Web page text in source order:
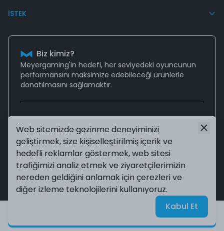
Web sitemizde gezinme deneyiminizi
geliştirmek, size kişiselleştirilmiş içerik ve
hedefli reklamlar göstermek, web sitesi
trafiğimizi analiz etmek ve ziyaretçilerimizin
nereden geldiğini anlamak için çerezleri ve
diğer izleme teknolojilerini kullanıyoruz.
Kabul Et
Ürün stokta olduğunda beni haberdar et
İSTEK
Biz kimiz?
Meyergaming'in hedefi, her seviyedeki oyuncunun
performansını maksimize edebileceği ürünlerle
donatılmasını sağlamaktır.
Aklınıza takılan tüm sorularınız için
destek@meyergaming.commail adresinden bize
ulaşabilir ya daSıkça Sorulan Sorularsayfasına
göz atabilirsiniz!
©2024 Tüm Hakları Saklıdır. Meyergaming| Reliefers